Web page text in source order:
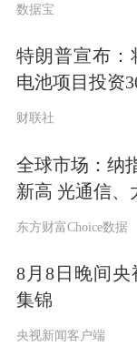
数据宝
特朗普宣布：
电池项目投资
财联社
全球市场：纳
新高 光通信、
东方财富Choice数据
8月8日晚间央
集锦
央视新闻客户端